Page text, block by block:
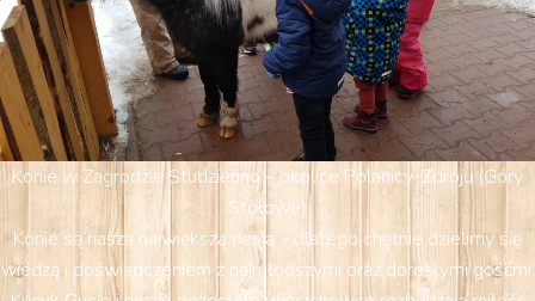
Konie w Zagrodzie Studzienno – okolice Polanicy-Zdroju (Góry
Stołowe)
Konie są naszą największą pasją – dlatego chętnie dzielimy się
wiedzą i doświadczeniem z najmłodszymi oraz dorosłymi gośćmi.